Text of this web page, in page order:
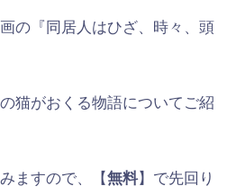
の『同居人はひざ、時々、頭
猫がおくる物語についてご紹
ますので、【無料】で先回り